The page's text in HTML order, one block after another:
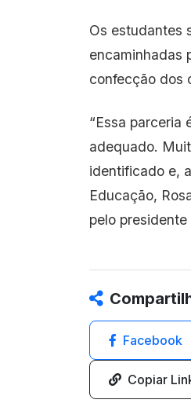
Os estudantes
encaminhadas
confecção dos
“Essa parceria
adequado.
identificado e,
Educação,
pelo
Facebook
Copiar